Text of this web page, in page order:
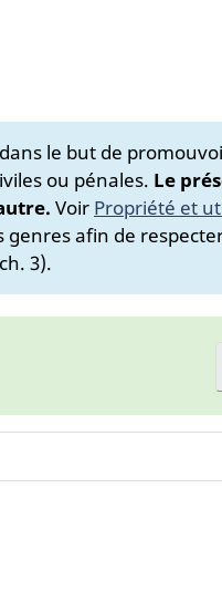
le but de
ou pénales. Le
Voir Propriété et
afin de
3).